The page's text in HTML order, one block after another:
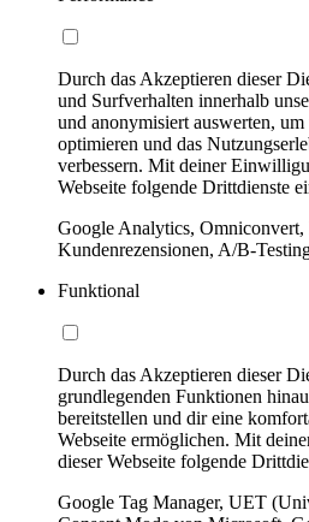
Durch das Akzeptieren dieser
und Surfverhalten innerhalb
und anonymisiert auswerten, um
optimieren und das
verbessern. Mit deiner
Webseite folgende Drittdienste
Google Analytics,
Kundenrezensionen, A/B-
Funktional
Durch das Akzeptieren dieser
grundlegenden Funktionen
bereitstellen und dir eine
Webseite ermöglichen. Mit
dieser Webseite folgende
Google Tag Manager, UET